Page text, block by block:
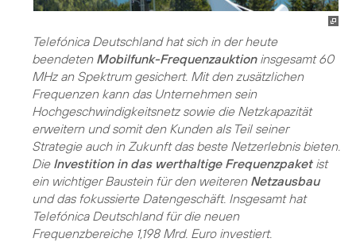
Telefónica Deutschland hat sich in der heute
beendeten Mobilfunk-Frequenzauktioninsgesamt 60
MHz an Spektrum gesichert. Mit den zusätzlichen
Frequenzen kann das Unternehmen sein
Hochgeschwindigkeitsnetz sowie die Netzkapazität
erweitern und somit den Kunden als Teil seiner
Strategie auch in Zukunft das beste Netzerlebnis bieten.
Die Investition in das werthaltige Frequenzpaketist
ein wichtiger Baustein für den weiteren Netzausbau
und das fokussierte Datengeschäft. Insgesamt hat
Telefónica Deutschland für die neuen
Frequenzbereiche 1,198 Mrd. Euro investiert.